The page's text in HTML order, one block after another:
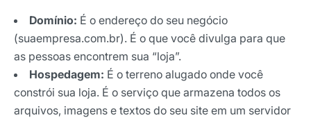
Domínio: É o endereço do seu negócio
(suaempresa.com.br). É o que você divulga para que
as pessoas encontrem sua “loja”.
Hospedagem: É o terreno alugado onde você
constrói sua loja. É o serviço que armazena todos os
arquivos, imagens e textos do seu site em um servidor